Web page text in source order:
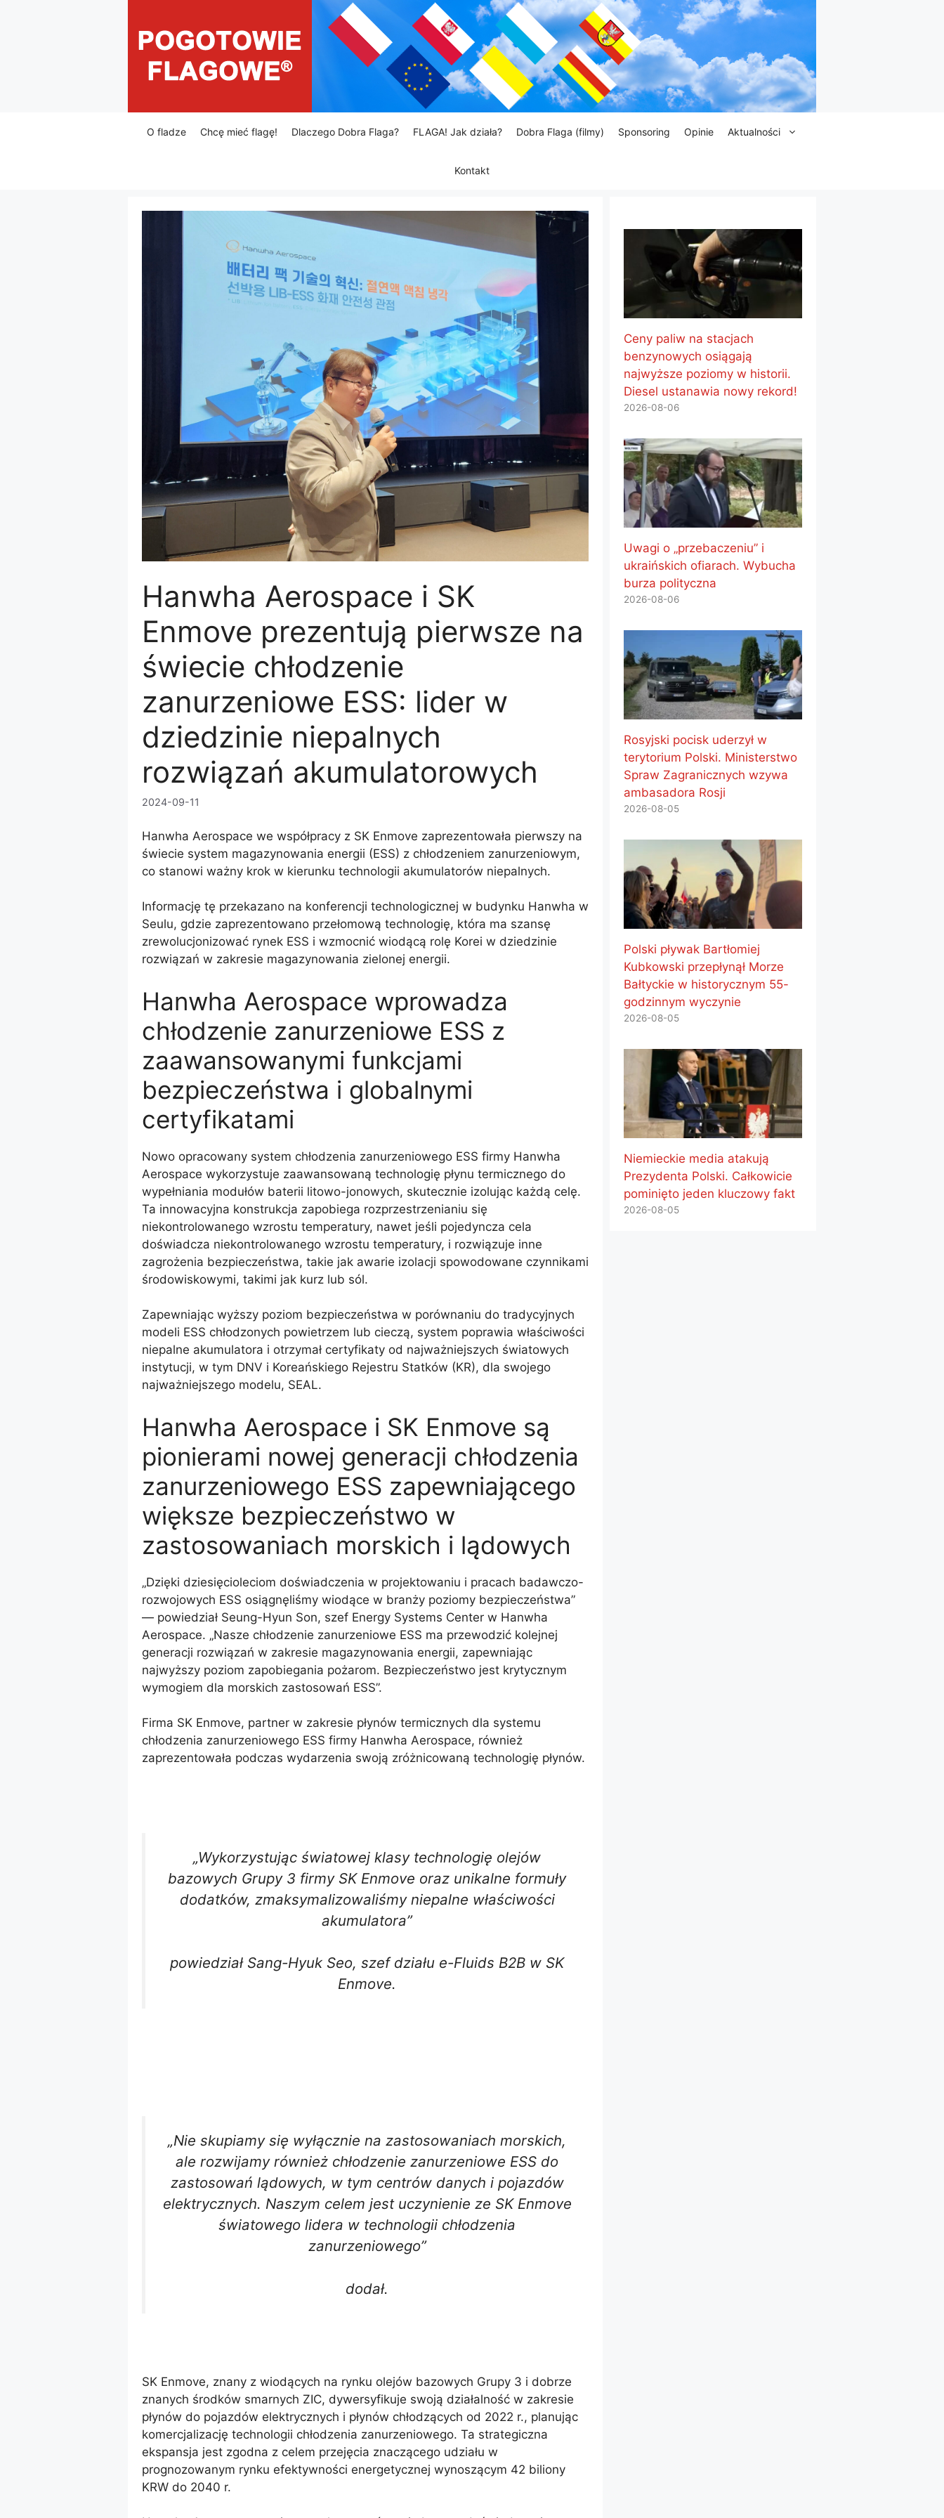
O fladze Chcę mieć flagę! Dlaczego Dobra Flaga? FLAGA! Jak działa? Dobra Flaga (filmy) Sponsoring Opinie Aktualności
Kontakt
Hanwha Aerospace i SK
Enmove prezentują pierwsze na
świecie chłodzenie
zanurzeniowe ESS: lider w
dziedzinie niepalnych
rozwiązań akumulatorowych
2024-09-11
Hanwha Aerospace we współpracy z SK Enmove zaprezentowała pierwszy na
świecie system magazynowania energii (ESS) z chłodzeniem zanurzeniowym,
co stanowi ważny krok w kierunku technologii akumulatorów niepalnych.
Informację tę przekazano na konferencji technologicznej w budynku Hanwha w
Seulu, gdzie zaprezentowano przełomową technologię, która ma szansę
zrewolucjonizować rynek ESS i wzmocnić wiodącą rolę Korei w dziedzinie
rozwiązań w zakresie magazynowania zielonej energii.
Hanwha Aerospace wprowadza
chłodzenie zanurzeniowe ESS z
zaawansowanymi funkcjami
bezpieczeństwa i globalnymi
certyfikatami
Nowo opracowany system chłodzenia zanurzeniowego ESS firmy Hanwha
Aerospace wykorzystuje zaawansowaną technologię płynu termicznego do
wypełniania modułów baterii litowo-jonowych, skutecznie izolując każdą celę.
Ta innowacyjna konstrukcja zapobiega rozprzestrzenianiu się
niekontrolowanego wzrostu temperatury, nawet jeśli pojedyncza cela
doświadcza niekontrolowanego wzrostu temperatury, i rozwiązuje inne
zagrożenia bezpieczeństwa, takie jak awarie izolacji spowodowane czynnikami
środowiskowymi, takimi jak kurz lub sól.
Zapewniając wyższy poziom bezpieczeństwa w porównaniu do tradycyjnych
modeli ESS chłodzonych powietrzem lub cieczą, system poprawia właściwości
niepalne akumulatora i otrzymał certyfikaty od najważniejszych światowych
instytucji, w tym DNV i Koreańskiego Rejestru Statków (KR), dla swojego
najważniejszego modelu, SEAL.
Hanwha Aerospace i SK Enmove są
pionierami nowej generacji chłodzenia
zanurzeniowego ESS zapewniającego
większe bezpieczeństwo w
zastosowaniach morskich i lądowych
„Dzięki dziesięcioleciom doświadczenia w projektowaniu i pracach badawczo-
rozwojowych ESS osiągnęliśmy wiodące w branży poziomy bezpieczeństwa”
— powiedział Seung-Hyun Son, szef Energy Systems Center w Hanwha
Aerospace. „Nasze chłodzenie zanurzeniowe ESS ma przewodzić kolejnej
generacji rozwiązań w zakresie magazynowania energii, zapewniając
najwyższy poziom zapobiegania pożarom. Bezpieczeństwo jest krytycznym
wymogiem dla morskich zastosowań ESS”.
Firma SK Enmove, partner w zakresie płynów termicznych dla systemu
chłodzenia zanurzeniowego ESS firmy Hanwha Aerospace, również
zaprezentowała podczas wydarzenia swoją zróżnicowaną technologię płynów.
„Wykorzystując światowej klasy technologię olejów
bazowych Grupy 3 firmy SK Enmove oraz unikalne formuły
dodatków, zmaksymalizowaliśmy niepalne właściwości
akumulatora”
powiedział Sang-Hyuk Seo, szef działu e-Fluids B2B w SK
Enmove.
„Nie skupiamy się wyłącznie na zastosowaniach morskich,
ale rozwijamy również chłodzenie zanurzeniowe ESS do
zastosowań lądowych, w tym centrów danych i pojazdów
elektrycznych. Naszym celem jest uczynienie ze SK Enmove
światowego lidera w technologii chłodzenia
zanurzeniowego”
dodał.
SK Enmove, znany z wiodących na rynku olejów bazowych Grupy 3 i dobrze
znanych środków smarnych ZIC, dywersyfikuje swoją działalność w zakresie
płynów do pojazdów elektrycznych i płynów chłodzących od 2022 r., planując
komercjalizację technologii chłodzenia zanurzeniowego. Ta strategiczna
ekspansja jest zgodna z celem przejęcia znaczącego udziału w
prognozowanym rynku efektywności energetycznej wynoszącym 42 biliony
KRW do 2040 r.
Ceny paliw na stacjach
benzynowych osiągają
najwyższe poziomy w historii.
Diesel ustanawia nowy rekord!
2026-08-06
Uwagi o „przebaczeniu” i
ukraińskich ofiarach. Wybucha
burza polityczna
2026-08-06
Rosyjski pocisk uderzył w
terytorium Polski. Ministerstwo
Spraw Zagranicznych wzywa
ambasadora Rosji
2026-08-05
Polski pływak Bartłomiej
Kubkowski przepłynął Morze
Bałtyckie w historycznym 55-
godzinnym wyczynie
2026-08-05
Niemieckie media atakują
Prezydenta Polski. Całkowicie
pominięto jeden kluczowy fakt
2026-08-05